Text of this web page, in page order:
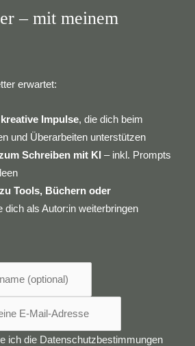
– mit meinem
erwartet:
Impulse, die dich beim
und Überarbeiten unterstützen
Schreiben mit KI – inkl. Prompts
Tools, Büchern oder
dich als Autor:in weiterbringen
ich die Datenschutzbestimmungen